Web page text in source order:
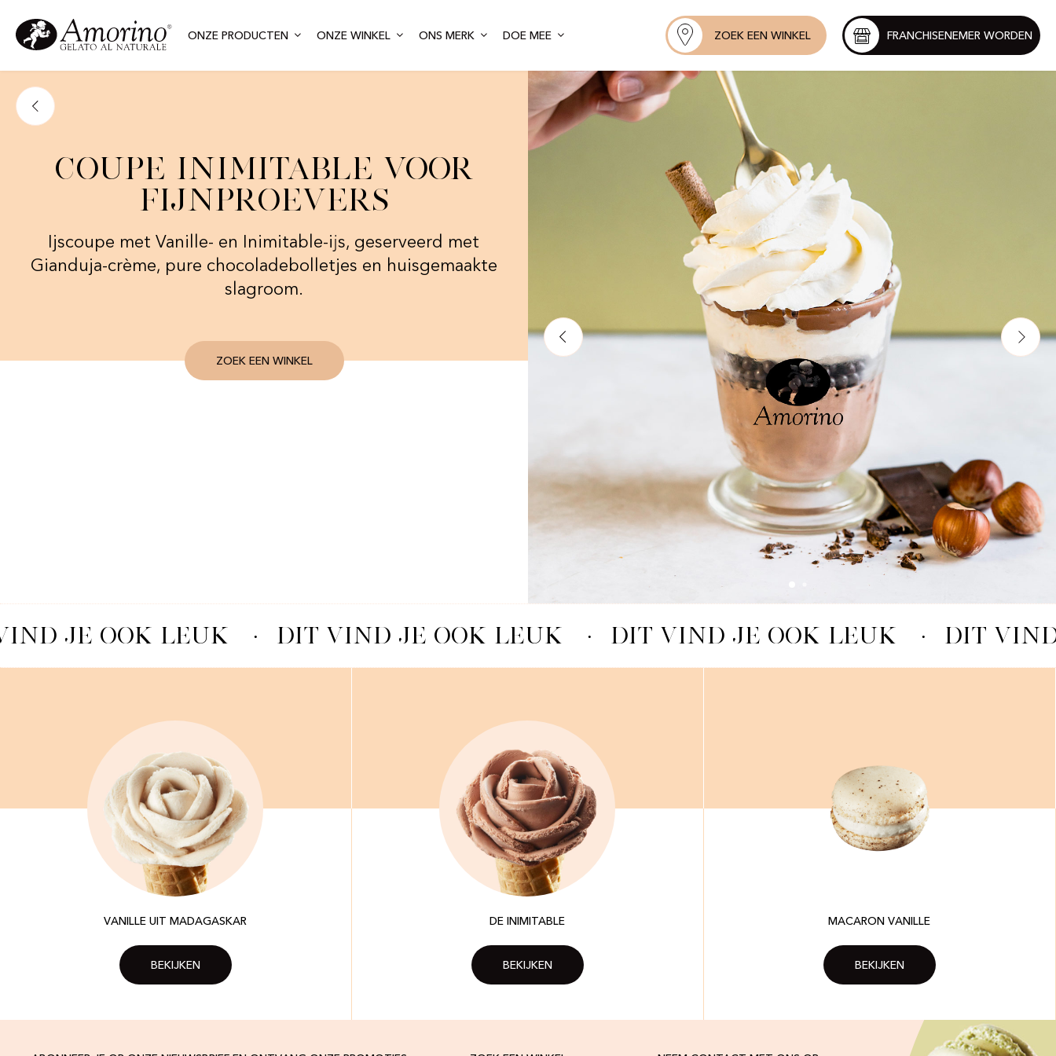
ONZE PRODUCTEN ONZE WINKEL ONS MERK DOE MEE ZOEK EEN WINKEL FRANCHISENEMER WORDEN
Coupe Inimitable voor
fijnproevers
Ijscoupe met Vanille- en Inimitable-ijs, geserveerd met
Gianduja-crème, pure chocoladebolletjes en huisgemaakte
slagroom.
ZOEK EEN WINKEL
JE OOK LEUK DIT VIND JE OOK LEUK DIT VIND JE OOK LEUK DIT
VANILLE UIT MADAGASKAR
BEKIJKEN
DE INIMITABLE
BEKIJKEN
MACARON VANILLE
BEKIJKEN